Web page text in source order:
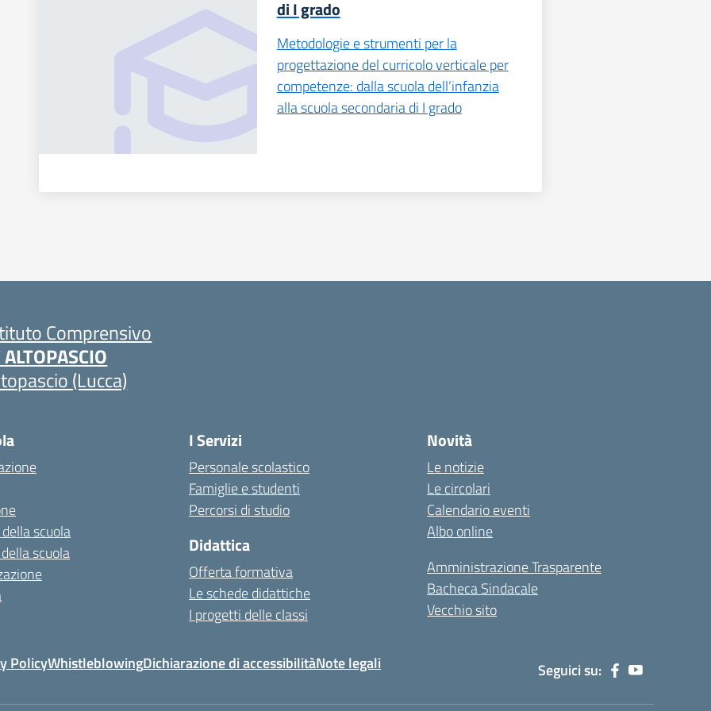
di I grado
Metodologie e strumenti per la
progettazione del curricolo verticale per
competenze: dalla scuola dell’infanzia
alla scuola secondaria di I grado
Comprensivo
(Lucca)
scuola
scuola
I Servizi
Personale scolastico
Famiglie e studenti
Percorsi di studio
Didattica
Offerta formativa
Le schede didattiche
I progetti delle classi
Novità
Le notizie
Le circolari
Calendario eventi
Albo online
Amministrazione Trasparente
Bacheca Sindacale
Vecchio sito
PolicyWhistleblowingDichiarazione di accessibilitàNote legali Seguici su: